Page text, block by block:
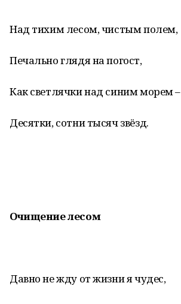
Над тихим лесом, чистым полем,
Печально глядя на погост,
Как светлячки над синим морем –
Десятки, сотни тысяч звёзд.
Очищение лесом
Давно не жду от жизни я чудес,